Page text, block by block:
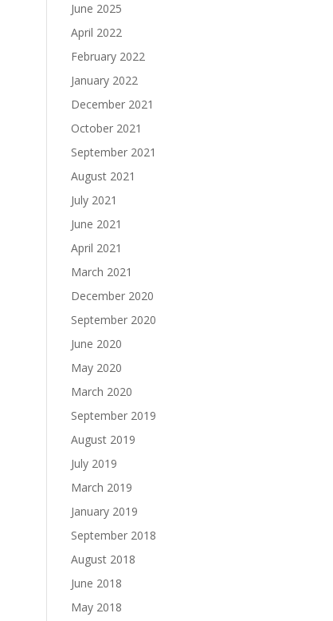
June 2025
April 2022
February 2022
January 2022
December 2021
October 2021
September 2021
August 2021
July 2021
June 2021
April 2021
March 2021
December 2020
September 2020
June 2020
May 2020
March 2020
September 2019
August 2019
July 2019
March 2019
January 2019
September 2018
August 2018
June 2018
May 2018